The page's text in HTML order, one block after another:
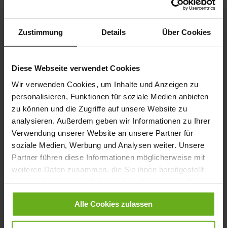
Zustimmung Details Über Cookies
Diese Webseite verwendet Cookies
Wir verwenden Cookies, um Inhalte und Anzeigen zu
personalisieren, Funktionen für soziale Medien anbieten
zu können und die Zugriffe auf unsere Website zu
analysieren. Außerdem geben wir Informationen zu Ihrer
Verwendung unserer Website an unsere Partner für
soziale Medien, Werbung und Analysen weiter. Unsere
Partner führen diese Informationen möglicherweise mit
weiteren Daten zusammen, die Sie ihnen bereitgestellt
gesammelt haben.
Alle Cookies zulassen
Henning Fußbetten - Anthrazit
Henning Fußbetten